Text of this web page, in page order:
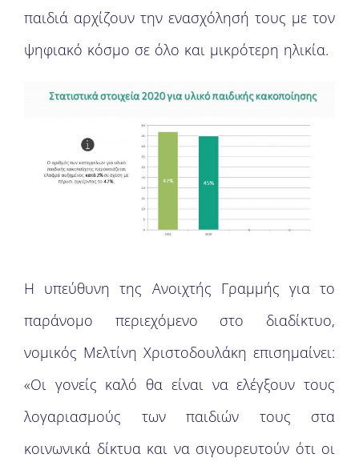
παιδιά αρχίζουν την ενασχόλησή τους με τον
ψηφιακό κόσμο σε όλο και μικρότερη ηλικία.
H υπεύθυνη της Ανοιχτής Γραμμής για το
παράνομο περιεχόμενο στο διαδίκτυο,
νομικός Μελτίνη Χριστοδουλάκη επισημαίνει:
«Οι γονείς καλό θα είναι να ελέγξουν τους
λογαριασμούς των παιδιών τους στα
κοινωνικά δίκτυα και να σιγουρευτούν ότι οι